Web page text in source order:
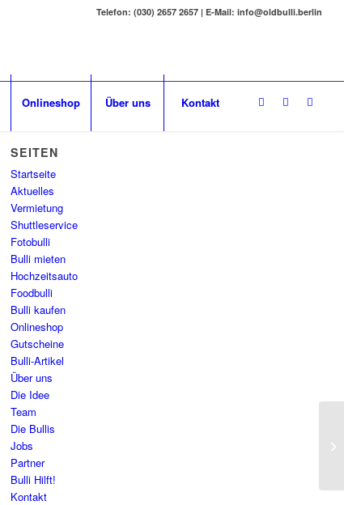
Telefon: (030) 2657 2657 | E-Mail: info@oldbulli.berlin
Onlineshop Über uns Kontakt
SEITEN
Startseite
Aktuelles
Vermietung
Shuttleservice
Fotobulli
Bulli mieten
Hochzeitsauto
Foodbulli
Bulli kaufen
Onlineshop
Gutscheine
Bulli-Artikel
Über uns
Die Idee
Team
Die Bullis
Jobs
Partner
Bulli Hilft!
Kontakt